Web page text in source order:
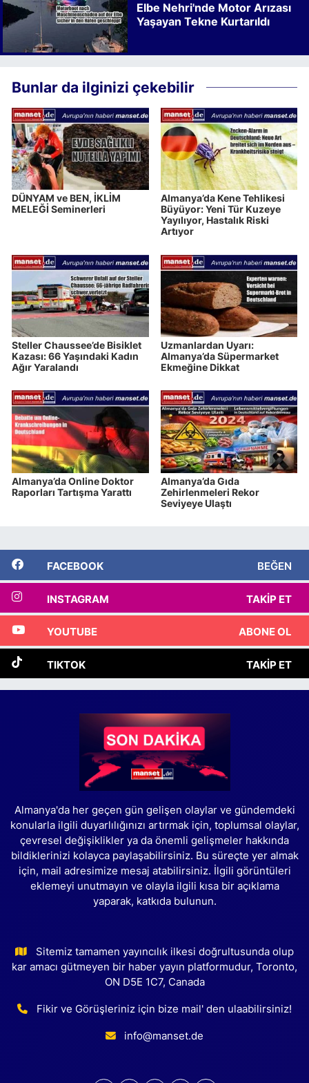
Elbe Nehri'nde Motor Arızası
Yaşayan Tekne Kurtarıldı
Bunlar da ilginizi çekebilir
DÜNYAM ve BEN, İKLİM
MELEĞİ Seminerleri
Almanya’da Kene Tehlikesi
Büyüyor: Yeni Tür Kuzeye
Yayılıyor, Hastalık Riski
Artıyor
Steller Chaussee’de Bisiklet
Kazası: 66 Yaşındaki Kadın
Ağır Yaralandı
Uzmanlardan Uyarı:
Almanya’da Süpermarket
Ekmeğine Dikkat
Almanya’da Online Doktor
Raporları Tartışma Yarattı
Almanya’da Gıda
Zehirlenmeleri Rekor
Seviyeye Ulaştı
FACEBOOK BEĞEN
INSTAGRAM TAKIP ET
YOUTUBE ABONE OL
TIKTOK TAKIP ET
Almanya'da her geçen gün gelişen olaylar ve gündemdeki
konularla ilgili duyarlılığınızı artırmak için, toplumsal olaylar,
çevresel değişiklikler ya da önemli gelişmeler hakkında
bildiklerinizi kolayca paylaşabilirsiniz. Bu süreçte yer almak
için, mail adresimize mesaj atabilirsiniz. İlgili görüntüleri
eklemeyi unutmayın ve olayla ilgili kısa bir açıklama
yaparak, katkıda bulunun.
Sitemiz tamamen yayıncılık ilkesi doğrultusunda olup
kar amacı gütmeyen bir haber yayın platformudur, Toronto,
ON D5E 1C7, Canada
Fikir ve Görüşleriniz için bize mail' den ulaabilirsiniz!
info@manset.de